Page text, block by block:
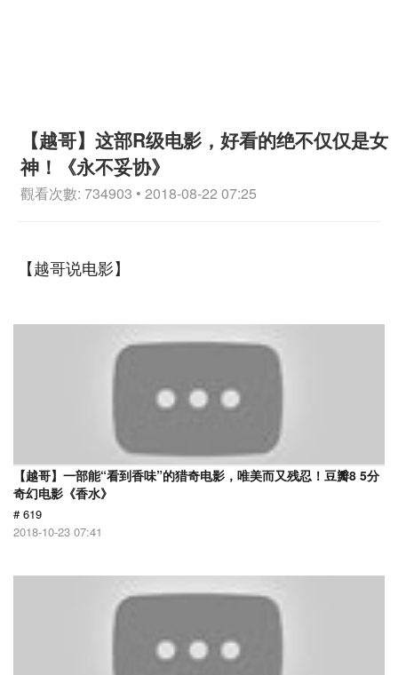
【越哥】这部R级电影，好看的绝不仅仅是女
神！《永不妥协》
觀看次數: 734903 • 2018-08-22 07:25
【越哥说电影】
【越哥】一部能“看到香味”的猎奇电影，唯美而又残忍！豆瓣8 5分
奇幻电影《香水》
# 619
2018-10-23 07:41